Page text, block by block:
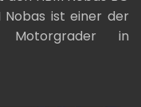
Nobas ist einer der
Motorgrader in